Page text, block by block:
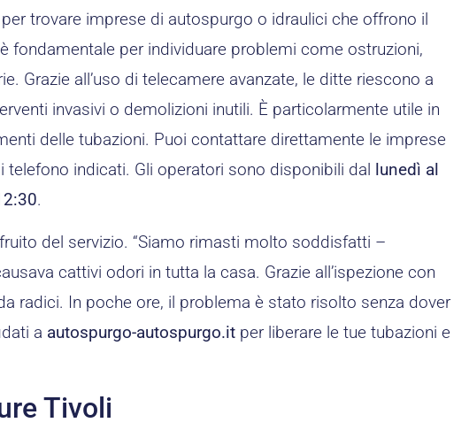
trovare imprese di autospurgo o idraulici che offrono il
fondamentale per individuare problemi come ostruzioni,
Grazie all’uso di telecamere avanzate, le ditte riescono a
invasivi o demolizioni inutili. È particolarmente utile in
delle tubazioni. Puoi contattare direttamente le imprese
indicati. Gli operatori sono disponibili dal lunedì al
.
del servizio. “Siamo rimasti molto soddisfatti –
cattivi odori in tutta la casa. Grazie all’ispezione con
radici. In poche ore, il problema è stato risolto senza dover
a autospurgo-autospurgo.it per liberare le tue tubazioni e
Tivoli